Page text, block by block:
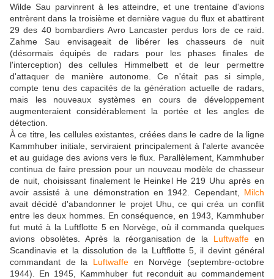
Wilde Sau parvinrent à les atteindre, et une trentaine d'avions
entrèrent dans la troisième et dernière vague du flux et abattirent
29 des 40 bombardiers Avro Lancaster perdus lors de ce raid.
Zahme Sau envisageait de libérer les chasseurs de nuit
(désormais équipés de radars pour les phases finales de
l'interception) des cellules Himmelbett et de leur permettre
d'attaquer de manière autonome. Ce n'était pas si simple,
compte tenu des capacités de la génération actuelle de radars,
mais les nouveaux systèmes en cours de développement
augmenteraient considérablement la portée et les angles de
détection.
À ce titre, les cellules existantes, créées dans le cadre de la ligne
Kammhuber initiale, serviraient principalement à l'alerte avancée
et au guidage des avions vers le flux. Parallèlement, Kammhuber
continua de faire pression pour un nouveau modèle de chasseur
de nuit, choisissant finalement le Heinkel He 219 Uhu après en
avoir assisté à une démonstration en 1942. Cependant, Milch
avait décidé d'abandonner le projet Uhu, ce qui créa un conflit
entre les deux hommes. En conséquence, en 1943, Kammhuber
fut muté à la Luftflotte 5 en Norvège, où il commanda quelques
avions obsolètes. Après la réorganisation de la Luftwaffe en
Scandinavie et la dissolution de la Luftflotte 5, il devint général
commandant de la Luftwaffe en Norvège (septembre-octobre
1944). En 1945, Kammhuber fut reconduit au commandement